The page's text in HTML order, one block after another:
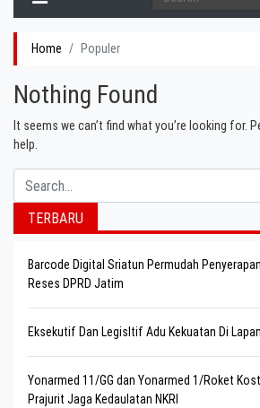
Home Populer
Nothing Found
It seems we can’t find what you’re looking for.
help.
TERBARU
Barcode Digital Sriatun Permudah
Reses DPRD Jatim
Eksekutif Dan Legisltif Adu Kekuatan Di
Yonarmed 11/GG dan Yonarmed 1/Roket
Prajurit Jaga Kedaulatan NKRI